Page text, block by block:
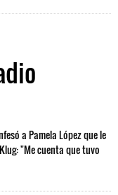
a Pamela López que le
"Me cuenta que tuvo